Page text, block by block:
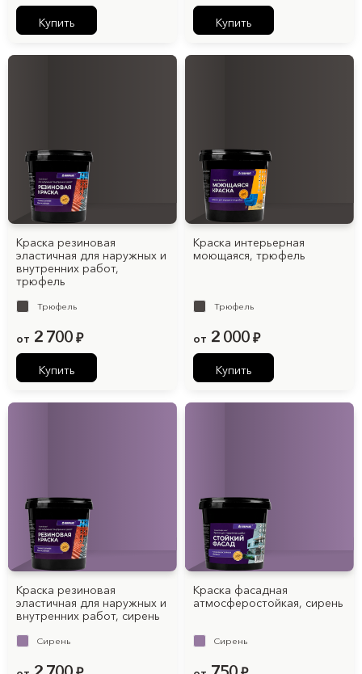
Купить Купить
Краска резиновая
эластичная для наружных и
внутренних работ,
трюфель
Трюфель
от 2 700 ₽
Купить
Краска интерьерная
моющаяся, трюфель
Трюфель
от 2 000 ₽
Купить
Краска резиновая
эластичная для наружных и
внутренних работ, cирень
Cирень
Краска фасадная
атмосферостойкая, cирень
Cирень